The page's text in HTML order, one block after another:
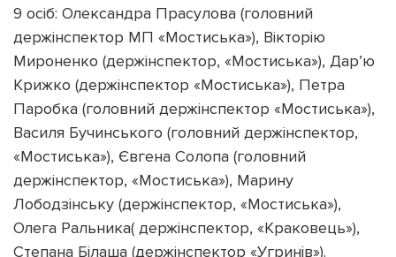
9 осіб: Олександра Прасулова (головний
держінспектор МП «Мостиська»), Вікторію
Мироненко (держінспектор, «Мостиська»), Дар’ю
Крижко (держінспектор «Мостиська»), Петра
Паробка (головний держінспектор «Мостиська»),
Василя Бучинського (головний держінспектор,
«Мостиська»), Євгена Солопа (головний
держінспектор, «Мостиська»), Марину
Лободзінську (держінспектор, «Мостиська»),
Олега Ральника( держінспектор, «Краковець»),
Степана Білаша (держінспектор «Угринів»).